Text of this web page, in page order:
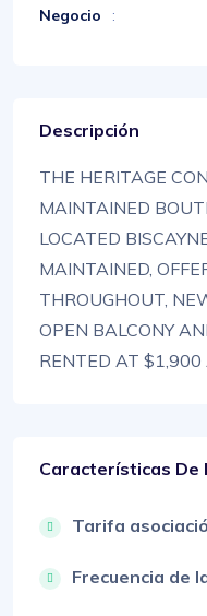
Negocio :
Descripción
THE HERITAGE
MAINTAINED
LOCATED
MAINTAINED,
THROUGHOUT,
OPEN BALCONY
RENTED AT $1,900
Características De
Tarifa
Frecuencia de